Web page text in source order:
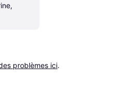
problèmes ici.